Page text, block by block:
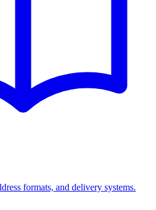
formats, and delivery systems.